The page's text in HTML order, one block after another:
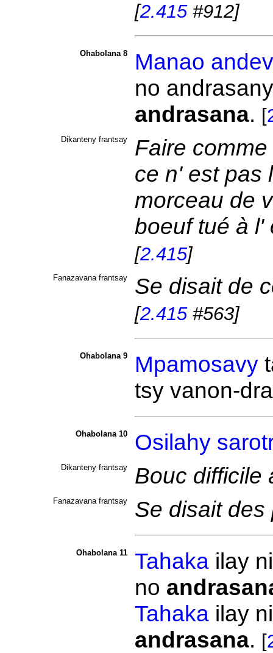
[2.415#912]
Ohabolana 8 Manao
no
andrasana. [
Dikanteny frantsay
Faire
ce n' est pas
morceau de
boeuf tué à l'
[2.415]
Fanazavana frantsay Se disait de
[2.415#563]
Ohabolana 9 Mpamosavy
tsy vanon-
Ohabolana 10 Osilahy
Dikanteny frantsay Bouc difficile
Fanazavana frantsay Se disait
Ohabolana 11 Tahakailay
no
Tahakailay
andrasana. [